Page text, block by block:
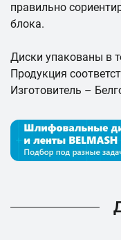
правильно
блока.
Диски упакованы в
Продукция
Изготовитель –